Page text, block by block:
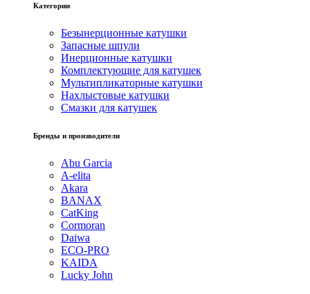
Категории
Безынерционные катушки
Запасные шпули
Инерционные катушки
Комплектующие для катушек
Мультипликаторные катушки
Нахлыстовые катушки
Смазки для катушек
Бренды и производители
Abu Garcia
A-elita
Akara
BANAX
CatKing
Cormoran
Daiwa
ECO-PRO
KAIDA
Lucky John